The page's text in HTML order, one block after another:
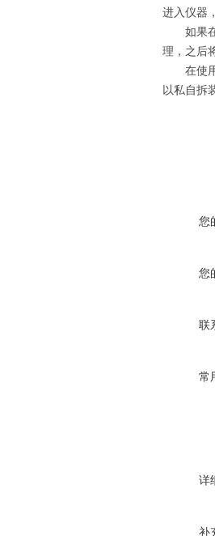
进入仪器
如果在
理，之后
在使用
以私自拆
您
您
联
常
详
补